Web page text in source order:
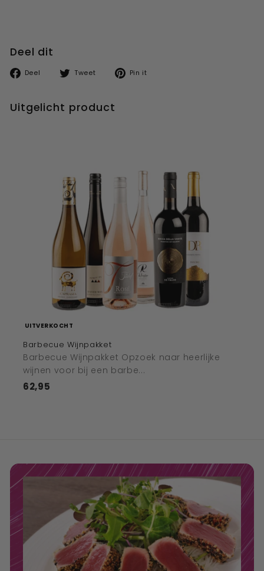
Deel dit
Deel
Deel
Tweet
Tweet Pin it
Uitgelicht product
UITVERKOCHT
Barbecue Wijnpakket
Barbecue Wijnpakket Opzoek naar heerlijke
wijnen voor bij een barbe...
62,95